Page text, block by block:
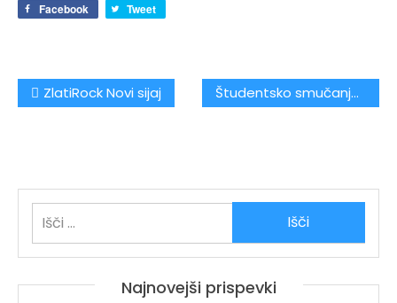
Facebook Tweet
Navigacija
prispevka
ZlatiRock Novi sijaj Študentsko smučanje Katschberg – Panzer Tanz edition
Najnovejši prispevki